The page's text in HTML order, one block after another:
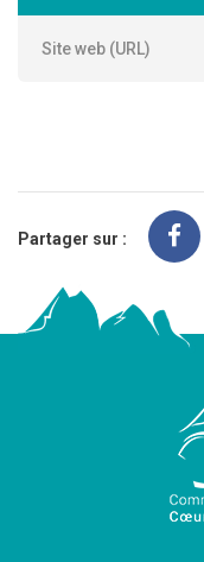
Site web (URL)
Partager sur :